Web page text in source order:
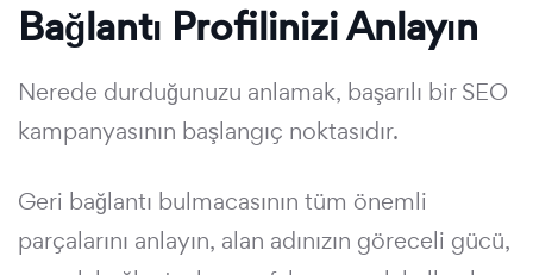
Bağlantı Profilinizi Anlayın
Nerede durduğunuzu anlamak, başarılı bir SEO
kampanyasının başlangıç noktasıdır.
Geri bağlantı bulmacasının tüm önemli
parçalarını anlayın, alan adınızın göreceli gücü,